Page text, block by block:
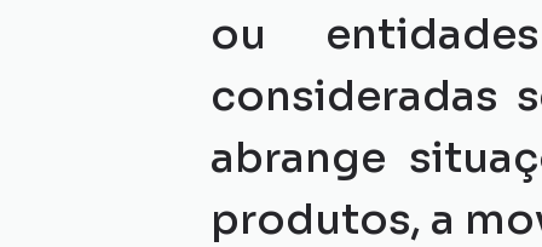
ou
consideradas
abrange
produtos, a